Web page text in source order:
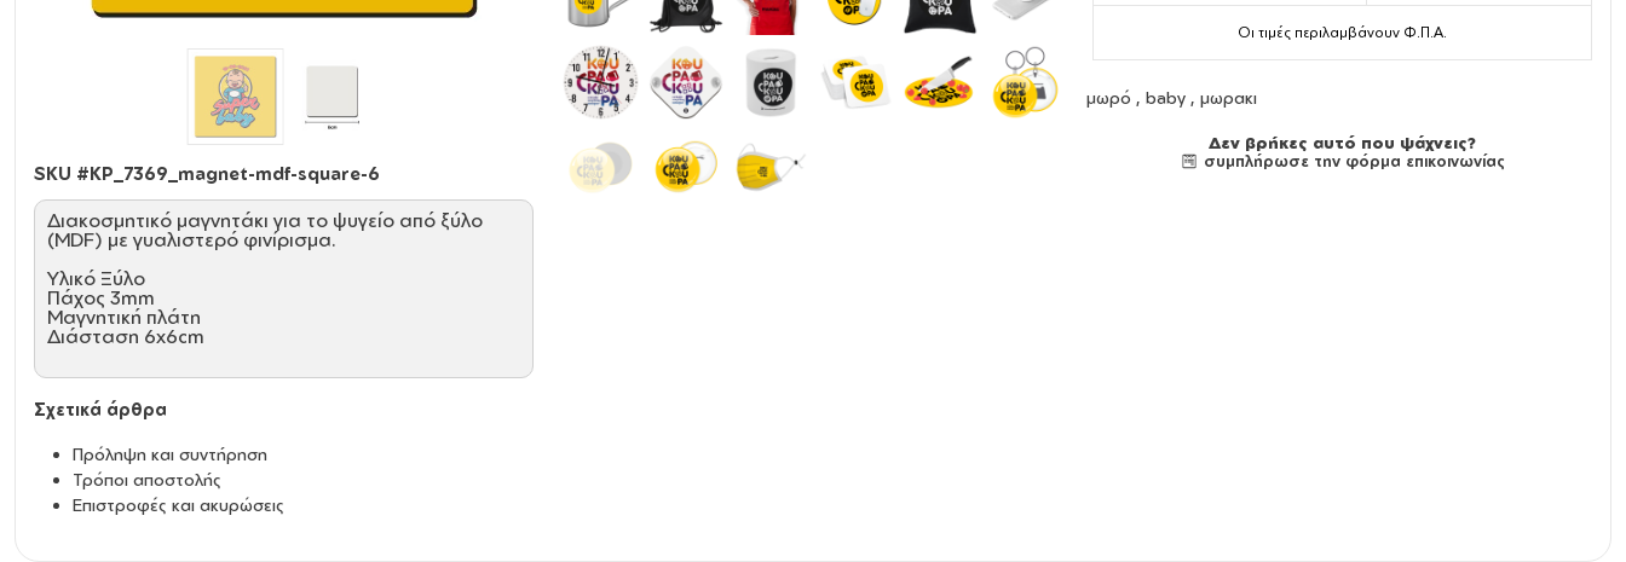
SKU #KP_7369_magnet-mdf-square-6
Διακοσμητικό μαγνητάκι για το ψυγείο από ξύλο
(MDF) με γυαλιστερό φινίρισμα.
Υλικό Ξύλο
Πάχος 3mm
Μαγνητική πλάτη
Διάσταση 6x6cm
Σχετικά άρθρα
Πρόληψη και συντήρηση
Τρόποι αποστολής
Επιστροφές και ακυρώσεις
Οι τιμές περιλαμβάνουν Φ.Π.Α.
μωρό , baby , μωρακι
Δεν βρήκες αυτό που ψάχνεις?
συμπλήρωσε την φόρμα επικοινωνίας